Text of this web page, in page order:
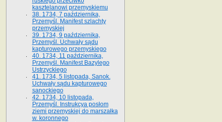
kasztelanowi przemyskiemu
38. 1734, 7 października,
Przemyśl. Manifest szlachty
przemyskiej
39. 1734, 9 października,
Przemyśl. Uchwały sądu
kapturowego przemyskiego
40. 1734, 11 października,
Przemyśl. Manifest Bazylego
Ustrzyckiego
41. 1734, 5 listopada, Sanok.
Uchwały sądu kapturowego
sanockiego
42. 1734, 10 listopada,
Przemyśl. Instrukcya posłom
ziemi przemyskiej do marszałka
w. koronnego